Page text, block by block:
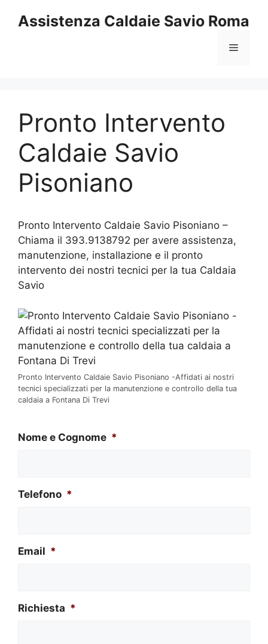
Assistenza Caldaie Savio Roma
Menu
Pronto Intervento
Caldaie Savio
Pisoniano
Pronto Intervento Caldaie Savio Pisoniano –
Chiama il 393.9138792 per avere assistenza,
manutenzione, installazione e il pronto
intervento dei nostri tecnici per la tua Caldaia
Savio
Pronto Intervento Caldaie Savio Pisoniano -Affidati ai nostri
tecnici specializzati per la manutenzione e controllo della tua
caldaia a Fontana Di Trevi
Nome e Cognome *
Telefono *
Email *
Richiesta *